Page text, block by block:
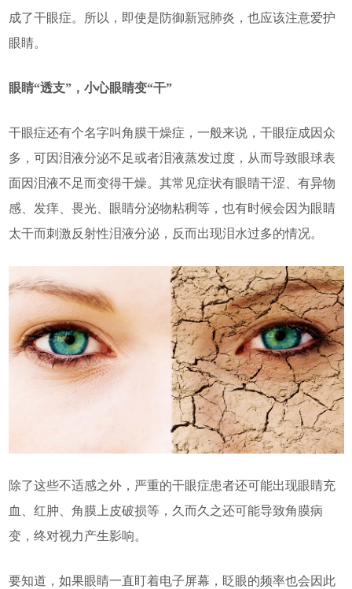
成了干眼症。所以，即使是防御新冠肺炎，也应该注意爱护
眼睛。
眼睛“透支”，小心眼睛变“干”
干眼症还有个名字叫角膜干燥症，一般来说，干眼症成因众
多，可因泪液分泌不足或者泪液蒸发过度，从而导致眼球表
面因泪液不足而变得干燥。其常见症状有眼睛干涩、有异物
感、发痒、畏光、眼睛分泌物粘稠等，也有时候会因为眼睛
太干而刺激反射性泪液分泌，反而出现泪水过多的情况。
除了这些不适感之外，严重的干眼症患者还可能出现眼睛充
血、红肿、角膜上皮破损等，久而久之还可能导致角膜病
变，终对视力产生影响。
要知道，如果眼睛一直盯着电子屏幕，眨眼的频率也会因此